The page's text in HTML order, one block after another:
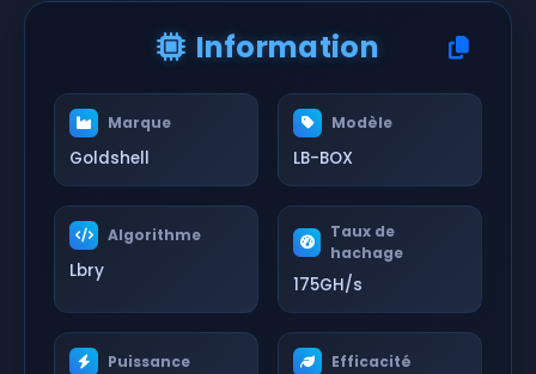
Information
Marque
Goldshell
Modèle
LB-BOX
Algorithme
Lbry
Taux de
hachage
175GH/s
Puissance Efficacité